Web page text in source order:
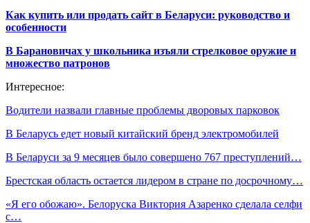
Как купить или продать сайт в Беларуси: руководство и
особенности
В Барановичах у школьника изъяли стрелковое оружие и
множество патронов
Интересное:
Водители назвали главные проблемы дворовых парковок
В Беларусь едет новый китайский бренд электромобилей
В Беларуси за 9 месяцев было совершено 767 преступлений…
Брестская область остается лидером в стране по досрочному…
«Я его обожаю». Белоруска Виктория Азаренко сделала селфи
с…